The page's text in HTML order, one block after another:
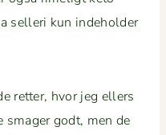
sel­l­eri kun inde­hold­er
ret­ter, hvor jeg ellers
godt, men de